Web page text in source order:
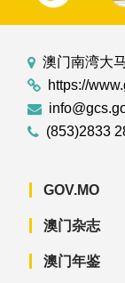
澳门南湾大
https://
(853)2833
GOV.MO
澳门杂志
澳门年鉴